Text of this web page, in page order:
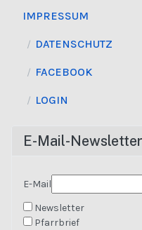
IMPRESSUM
DATENSCHUTZ
FACEBOOK
LOGIN
E-Mail-Newsletter
E-Mail
Newsletter
Pfarrbrief